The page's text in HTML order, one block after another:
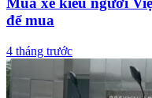
để mua
4 tháng trước